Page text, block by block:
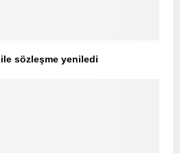
sözleşme yeniledi